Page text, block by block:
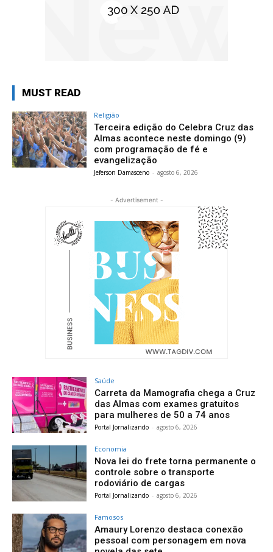
MUST READ
Religião
Terceira edição do Celebra Cruz das
Almas acontece neste domingo (9)
com programação de fé e
evangelização
Jeferson Damasceno - agosto 6, 2026
- Advertisement -
Saúde
Carreta da Mamografia chega a Cruz
das Almas com exames gratuitos
para mulheres de 50 a 74 anos
Portal Jornalizando - agosto 6, 2026
Economia
Nova lei do frete torna permanente o
controle sobre o transporte
rodoviário de cargas
Portal Jornalizando - agosto 6, 2026
Famosos
Amaury Lorenzo destaca conexão
pessoal com personagem em nova